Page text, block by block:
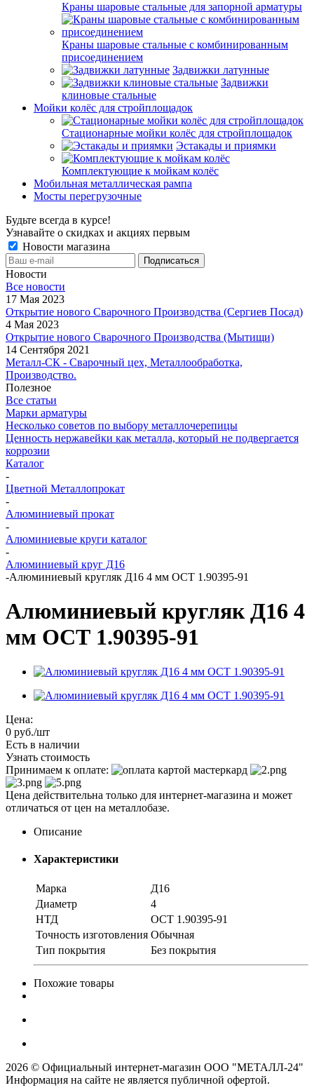
Краны шаровые стальные для запорной арматуры
Краны шаровые стальные с комбинированным
присоединением
Задвижки латунные
Задвижки
клиновые стальные
Мойки колёс для стройплощадок
Стационарные мойки колёс для стройплощадок
Эстакады и приямки
Комплектующие к мойкам колёс
Мобильная металлическая рампа
Мосты перегрузочные
Будьте всегда в курсе!
Узнавайте о скидках и акциях первым
Новости магазина
Новости
Все новости
17 Мая 2023
Открытие нового Сварочного Производства (Сергиев Посад)
4 Мая 2023
Открытие нового Сварочного Производства (Мытищи)
14 Сентября 2021
Металл-СК - Сварочный цех, Металлообработка,
Производство.
Полезное
Все статьи
Марки арматуры
Несколько советов по выбору металлочерепицы
Ценность нержавейки как металла, который не подвергается
коррозии
Каталог
-
Цветной Металлопрокат
-
Алюминиевый прокат
-
Алюминиевые круги каталог
-
Алюминиевый круг Д16
-Алюминиевый кругляк Д16 4 мм ОСТ 1.90395-91
Алюминиевый кругляк Д16 4
мм ОСТ 1.90395-91
Цена:
0 руб./шт
Есть в наличии
Узнать стоимость
Принимаем к оплате:
Цена действительна только для интернет-магазина и может
отличаться от цен на металлобазе.
Описание
Характеристики
Марка
Д16
Диаметр
4
НТД
ОСТ 1.90395-91
Точность изготовления Обычная
Тип покрытия
Без покрытия
Похожие товары
2026 © Официальный интернет-магазин ООО "МЕТАЛЛ-24"
Информация на сайте не является публичной офертой.